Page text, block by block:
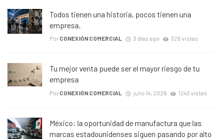
Todos tienen una historia, pocos tienen una
empresa.
Por CONEXIÓN COMERCIAL 3 días ago 326 vistas
Tu mejor venta puede ser el mayor riesgo de tu
empresa
Por CONEXIÓN COMERCIAL julio 14, 2026 1243 vistas
México: la oportunidad de manufactura que las
marcas estadounidenses siguen pasando por alto